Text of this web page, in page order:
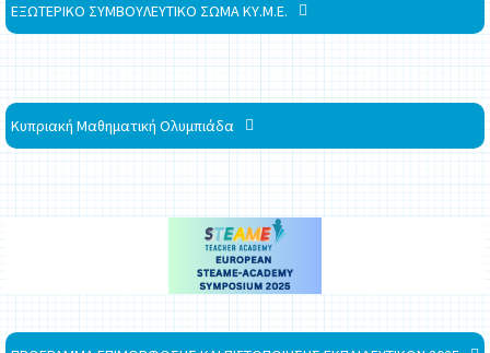
ΕΞΩΤΕΡΙΚΟ ΣΥΜΒΟΥΛΕΥΤΙΚΟ ΣΩΜΑ ΚΥ.Μ.Ε.
Κυπριακή Μαθηματική Ολυμπιάδα